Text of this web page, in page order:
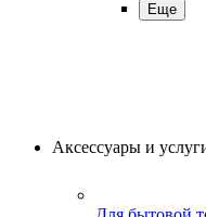
Еще
Аксессуары и